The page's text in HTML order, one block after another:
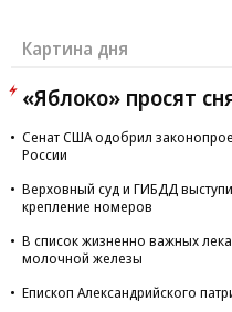
Картина дня
«Яблоко» просят
Сенат США одобрил
России
Верховный суд и ГИБДД
крепление номеров
В список жизненно важных
молочной железы
Епископ Александрийского